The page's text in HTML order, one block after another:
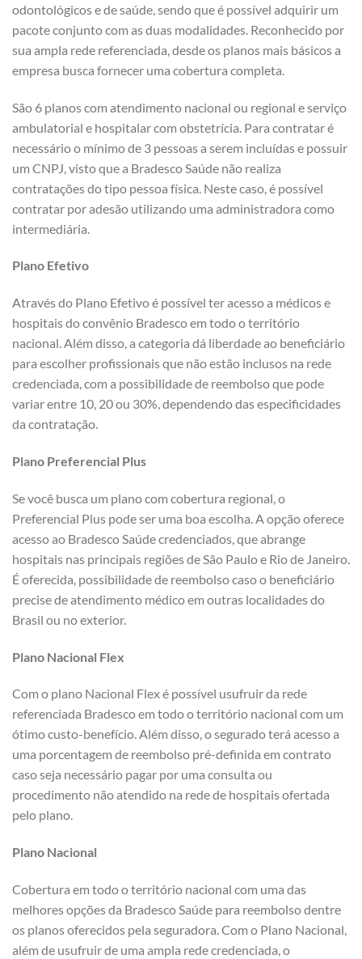
odontológicos e de saúde, sendo que é possível adquirir um
pacote conjunto com as duas modalidades. Reconhecido por
sua ampla rede referenciada, desde os planos mais básicos a
empresa busca fornecer uma cobertura completa.
São 6 planos com atendimento nacional ou regional e serviço
ambulatorial e hospitalar com obstetrícia. Para contratar é
necessário o mínimo de 3 pessoas a serem incluídas e possuir
um CNPJ, visto que a Bradesco Saúde não realiza
contratações do tipo pessoa física. Neste caso, é possível
contratar por adesão utilizando uma administradora como
intermediária.
Plano Efetivo
Através do Plano Efetivo é possível ter acesso a médicos e
hospitais do convênio Bradesco em todo o território
nacional. Além disso, a categoria dá liberdade ao beneficiário
para escolher profissionais que não estão inclusos na rede
credenciada, com a possibilidade de reembolso que pode
variar entre 10, 20 ou 30%, dependendo das especificidades
da contratação.
Plano Preferencial Plus
Se você busca um plano com cobertura regional, o
Preferencial Plus pode ser uma boa escolha. A opção oferece
acesso ao Bradesco Saúde credenciados, que abrange
hospitais nas principais regiões de São Paulo e Rio de Janeiro.
É oferecida, possibilidade de reembolso caso o beneficiário
precise de atendimento médico em outras localidades do
Brasil ou no exterior.
Plano Nacional Flex
Com o plano Nacional Flex é possível usufruir da rede
referenciada Bradesco em todo o território nacional com um
ótimo custo-benefício. Além disso, o segurado terá acesso a
uma porcentagem de reembolso pré-definida em contrato
caso seja necessário pagar por uma consulta ou
procedimento não atendido na rede de hospitais ofertada
pelo plano.
Plano Nacional
Cobertura em todo o território nacional com uma das
melhores opções da Bradesco Saúde para reembolso dentre
os planos oferecidos pela seguradora. Com o Plano Nacional,
além de usufruir de uma ampla rede credenciada, o